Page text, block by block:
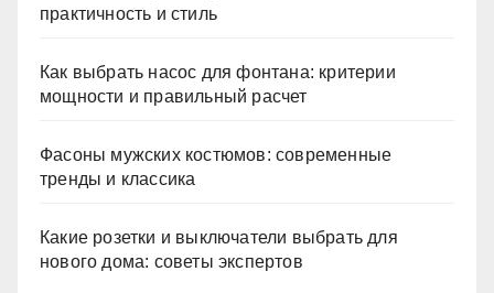
практичность и стиль
Как выбрать насос для фонтана: критерии
мощности и правильный расчет
Фасоны мужских костюмов: современные
тренды и классика
Какие розетки и выключатели выбрать для
нового дома: советы экспертов